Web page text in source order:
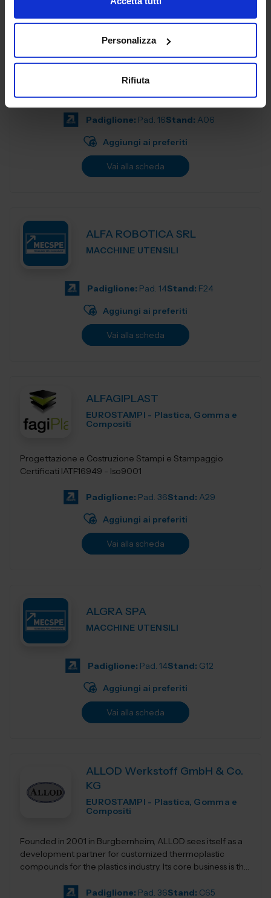
Personalizza
Rifiuta
nella progettazione e costruzione di teste angolari di alta
qualità
Padiglione: Pad. 16Stand: A06
Aggiungi ai preferiti
Vai alla scheda
ALFA ROBOTICA SRL
MACCHINE UTENSILI
Padiglione: Pad. 14Stand: F24
Aggiungi ai preferiti
Vai alla scheda
ALFAGIPLAST
EUROSTAMPI - Plastica, Gomma e
Compositi
Progettazione e Costruzione Stampi e Stampaggio
Certificati IATF16949 - Iso9001
Padiglione: Pad. 36Stand: A29
Aggiungi ai preferiti
Vai alla scheda
ALGRA SPA
MACCHINE UTENSILI
Padiglione: Pad. 14Stand: G12
Aggiungi ai preferiti
Vai alla scheda
ALLOD Werkstoff GmbH & Co.
KG
EUROSTAMPI - Plastica, Gomma e
Compositi
Founded in 2001 in Burgbernheim, ALLOD sees itself as a
development partner for customized thermoplastic
compounds for the plastics industry. Its core business is the
Padiglione: Pad. 36Stand: C65